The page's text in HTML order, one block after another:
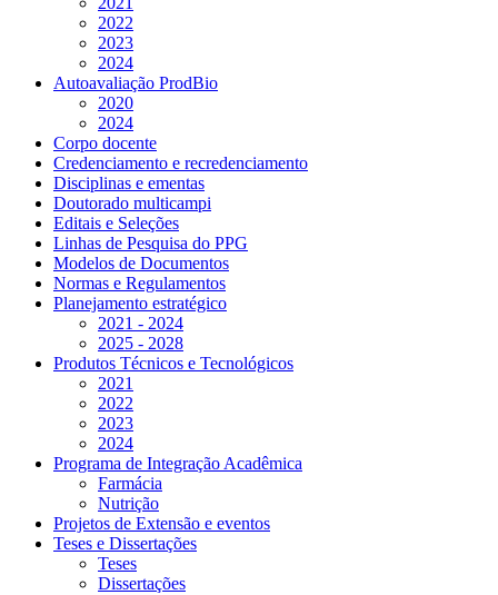
2022
2023
2024
Autoavaliação ProdBio
2020
2024
Corpo docente
Credenciamento e recredenciamento
Disciplinas e ementas
Doutorado multicampi
Editais e Seleções
Linhas de Pesquisa do PPG
Modelos de Documentos
Normas e Regulamentos
Planejamento estratégico
2021 - 2024
2025 - 2028
Produtos Técnicos e Tecnológicos
2021
2022
2023
2024
Programa de Integração Acadêmica
Farmácia
Nutrição
Projetos de Extensão e eventos
Teses e Dissertações
Teses
Dissertações